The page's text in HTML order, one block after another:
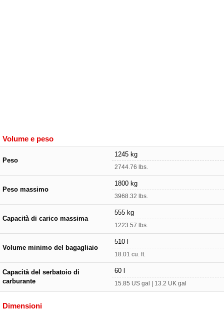
Volume e peso
Peso
1245 kg
2744.76 lbs.
Peso massimo
1800 kg
3968.32 lbs.
Capacità di carico massima
555 kg
1223.57 lbs.
Volume minimo del bagagliaio
510 l
18.01 cu. ft.
Capacità del serbatoio di
carburante
60 l
15.85 US gal | 13.2 UK gal
Dimensioni